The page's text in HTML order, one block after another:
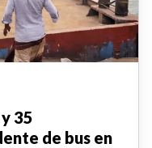
35
de bus en